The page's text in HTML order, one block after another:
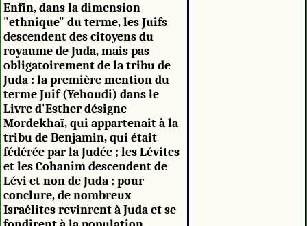
Enfin, dans la dimension
"ethnique" du terme, les Juifs
descendent des citoyens du
royaume de Juda, mais pas
obligatoirement de la tribu de
Juda : la première mention du
terme Juif (Yehoudi) dans le
Livre d'Esther désigne
Mordekhaï, qui appartenait à la
tribu de Benjamin, qui était
fédérée par la Judée ; les Lévites
et les Cohanim descendent de
Lévi et non de Juda ; pour
conclure, de nombreux
Israélites revinrent à Juda et se